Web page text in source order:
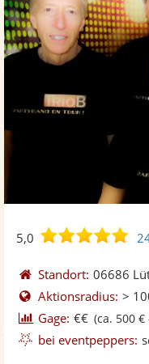
5,0
5,0
5
Standort: 06686
Aktionsradius: >
Gage: €€ (ca. 500
bei eventpeppers: